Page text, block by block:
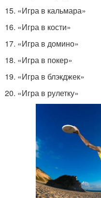
15. «Игра в кальмара»
16. «Игра в кости»
17. «Игра в домино»
18. «Игра в покер»
19. «Игра в блэкджек»
20. «Игра в рулетку»